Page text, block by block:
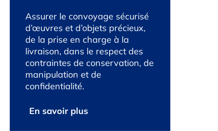
Assurer le convoyage sécurisé
d’œuvres et d’objets précieux,
de la prise en charge à la
livraison, dans le respect des
contraintes de conservation, de
manipulation et de
confidentialité.
En savoir plus